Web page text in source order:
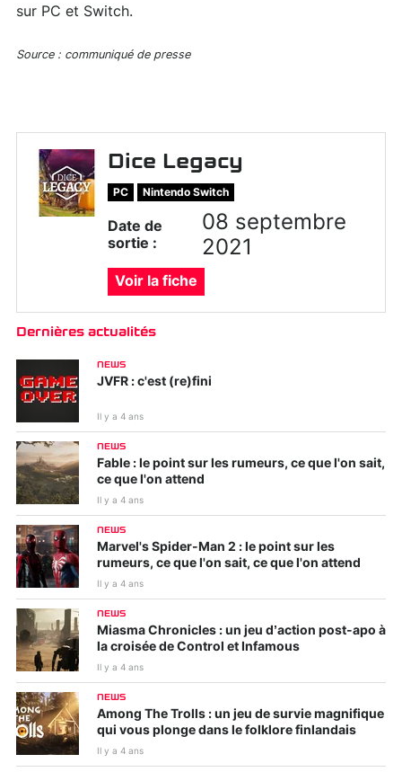
sur PC et Switch.
Source : communiqué de presse
Dice Legacy
PC Nintendo Switch
Date de
sortie :
08 septembre
2021
Voir la fiche
Dernières actualités
NEWS
JVFR : c'est (re)fini
Il y a 4 ans
NEWS
Fable : le point sur les rumeurs, ce que l'on sait,
ce que l'on attend
Il y a 4 ans
NEWS
Marvel's Spider-Man 2 : le point sur les
rumeurs, ce que l'on sait, ce que l'on attend
Il y a 4 ans
NEWS
Miasma Chronicles : un jeu d’action post-apo à
la croisée de Control et Infamous
Il y a 4 ans
NEWS
Among The Trolls : un jeu de survie magnifique
qui vous plonge dans le folklore finlandais
Il y a 4 ans